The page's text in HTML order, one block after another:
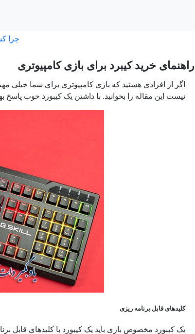
چرا
راهنمای خرید کیبرد برای بازی کامپیوتری
اگر از افرادی هستید که بازی کامپیوتری برای شما خیلی
نیست این مقاله را بخوانید. با داشتن یک کیبورد خوب پاسخ
کلیدهای قابل برنامه ریزی
یک کیبورد مخصوص بازی باید یک کیبورد با کلیدهای قابل